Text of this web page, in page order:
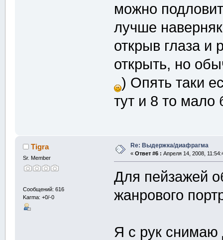
можно
лучше
открыв глаза и
открыть, но
) Опять таки
тут и 8 то
Tigra
Sr. Member
Сообщений: 616
Karma: +0/-0
Re: Выдержка/диафрагма
« Ответ #6 : Апреля 14, 2008,
Для пейзажей
жанрового
Я с рук снимаю